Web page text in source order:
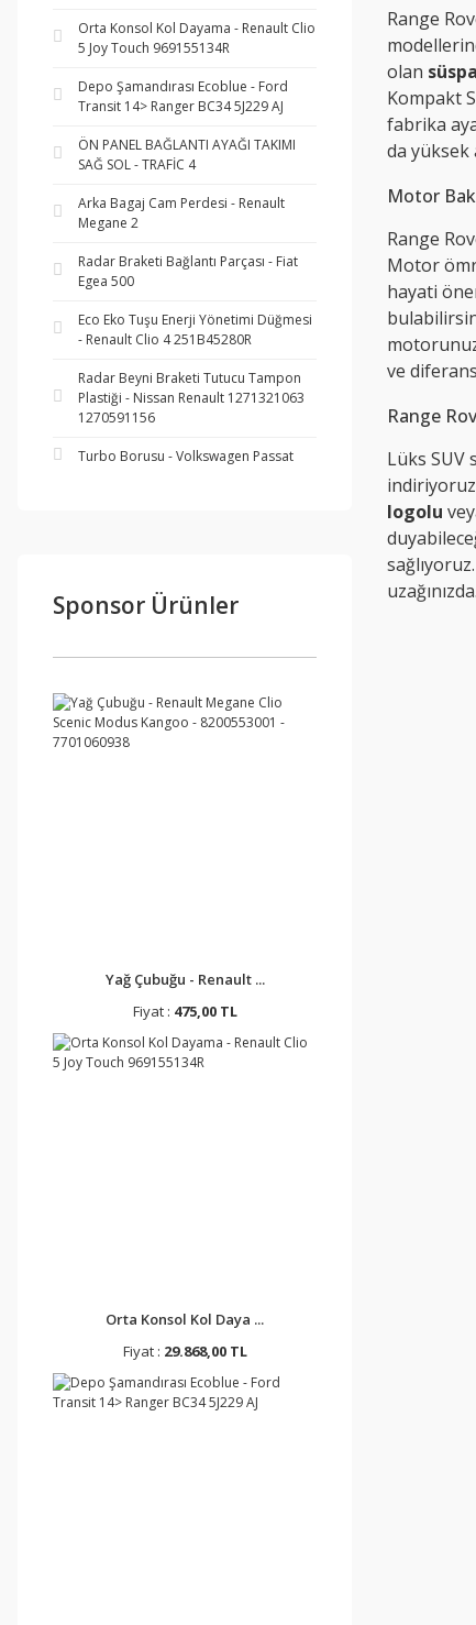
Orta Konsol Kol Dayama - Renault Clio
5 Joy Touch 969155134R
Depo Şamandırası Ecoblue - Ford
Transit 14> Ranger BC34 5J229 AJ
ÖN PANEL BAĞLANTI AYAĞI TAKIMI
SAĞ SOL - TRAFİC 4
Arka Bagaj Cam Perdesi - Renault
Megane 2
Radar Braketi Bağlantı Parçası - Fiat
Egea 500
Eco Eko Tuşu Enerji Yönetimi Düğmesi
- Renault Clio 4 251B45280R
Radar Beyni Braketi Tutucu Tampon
Plastiği - Nissan Renault 1271321063
1270591156
Turbo Borusu - Volkswagen Passat
Sponsor Ürünler
Yağ Çubuğu - Renault ...
Fiyat : 475,00 TL
Orta Konsol Kol Daya ...
Fiyat : 29.868,00 TL
Range
olan
Kompakt
fabrika
da yüksek
Motor
Range
Motor
hayati
ve
Range
Lüks SUV
logolu
uzağınızda.